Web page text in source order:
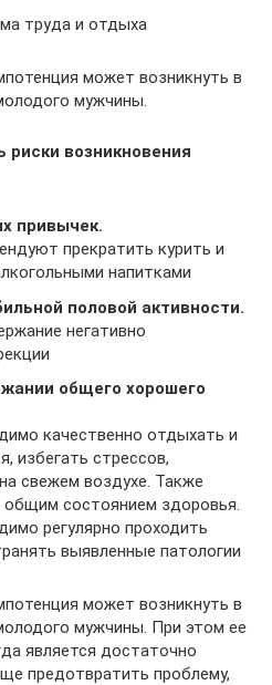
труда и отдыха
может возникнуть в
мужчины.
возникновения
привычек.
прекратить курить и
напитками
половой активности.
негативно
общего хорошего
качественно отдыхать и
избегать стрессов,
свежем воздухе. Также
состоянием здоровья.
регулярно проходить
выявленные патологии
может возникнуть в
мужчины. При этом ее
является достаточно
предотвратить проблему,